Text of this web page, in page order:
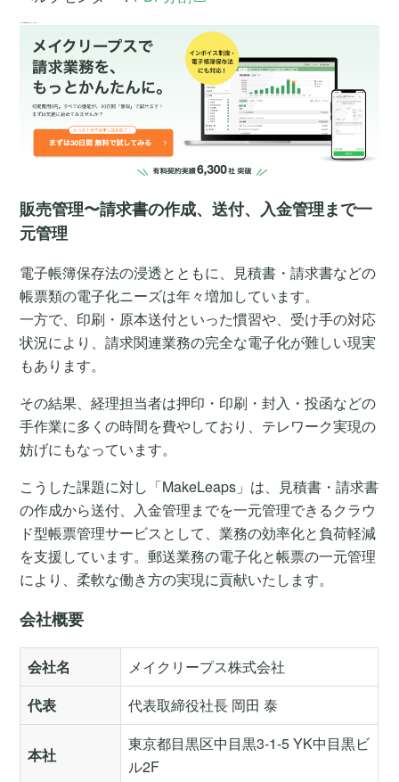
年々高まる帳票書類の電子化ニーズに対応
販売管理〜請求書の作成、送付、入金管理まで一
元管理
電子帳簿保存法の浸透とともに、見積書・請求書などの
帳票類の電子化ニーズは年々増加しています。
一方で、印刷・原本送付といった慣習や、受け手の対応
状況により、請求関連業務の完全な電子化が難しい現実
もあります。
その結果、経理担当者は押印・印刷・封入・投函などの
手作業に多くの時間を費やしており、テレワーク実現の
妨げにもなっています。
こうした課題に対し「MakeLeaps」は、見積書・請求書
の作成から送付、入金管理までを一元管理できるクラウ
ド型帳票管理サービスとして、業務の効率化と負荷軽減
を支援しています。郵送業務の電子化と帳票の一元管理
により、柔軟な働き方の実現に貢献いたします。
会社概要
会社名
メイクリープス株式会社
代表
代表取締役社長 岡田 泰
本社
東京都目黒区中目黒3-1-5 YK中目黒ビ
ル2F